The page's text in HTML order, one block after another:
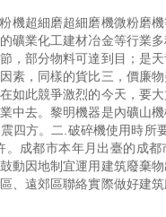
機超細磨超細磨機微粉磨
業化工建材冶金等行業多
，部分物料可達到目；是
素，同樣的貨比三，價廉
如此競爭激烈的今天，要
中去。黎明機器是內礦山
四方。二.破碎機使用時所
成都市本年月出臺的成都
動因地制宜運用建筑廢棄
、遠郊區聯絡實際做好建